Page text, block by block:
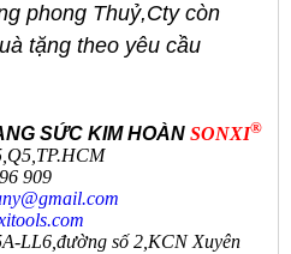
phong Thuỷ,Cty còn
tặng theo yêu cầu
SỨC KIM HOÀN SONXI®
909
com
tools.com
LL6,đường số 2,KCN Xuyên